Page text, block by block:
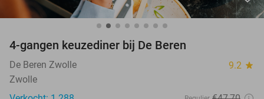
4-gangen keuzediner bij De Beren
De Beren Zwolle 9.2 star
Zwolle